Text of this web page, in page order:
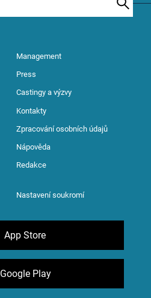
Management
Press
Castingy a výzvy
Kontakty
Zpracování osobních údajů
Nápověda
Redakce
Nastavení soukromí
App Store
Google Play